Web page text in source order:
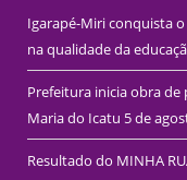
Igarapé-Miri conquista
na qualidade da
Prefeitura inicia obra de
Maria do Icatu 5 de
Resultado do MINHA